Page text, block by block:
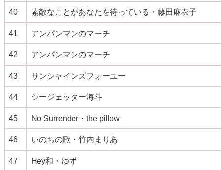
40 素敵なことがあなたを待っている・藤田麻衣子
41 アンパンマンのマーチ
42 アンパンマンのマーチ
43 サンシャインズフォーユー
44 シージェッター海斗
45 No Surrender・the pillow
46 いのちの歌・竹内まりあ
47 Hey和・ゆず